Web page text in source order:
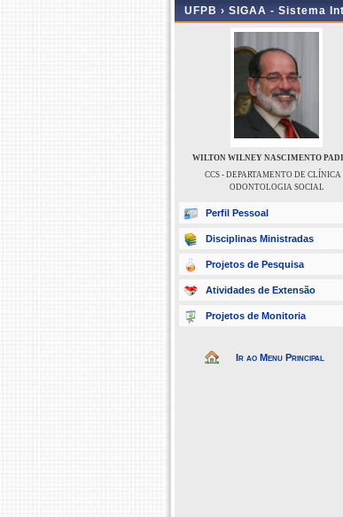
UFPB › SIGAA - Sistema
WILTON WILNEY NASCIMENTO
CCS - DEPARTAMENTO DE CLÍNICA
ODONTOLOGIA SOCIAL
Perfil Pessoal
Disciplinas Ministradas
Projetos de Pesquisa
Atividades de Extensão
Projetos de Monitoria
Ir ao Menu Principal